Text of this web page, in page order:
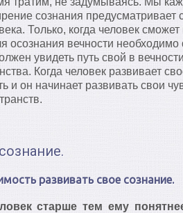
сознания предусматривает
Только, когда человек сможет
осознания вечности необходимо
увидеть путь свой в
Когда человек развивает
и он начинает развивать свои
развивать свое сознание.
старше тем ему